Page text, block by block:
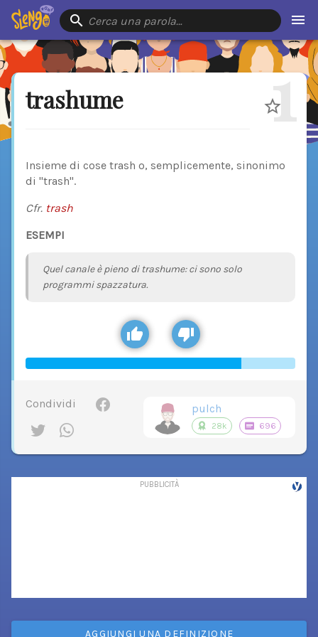
Cerca una parola…
trashume 1
Insieme di cose trash o, semplicemente, sinonimo
di "trash".
Cfr. trash
ESEMPI
Quel canale è pieno di trashume: ci sono solo
programmi spazzatura.
Condividi pulch
28k 696
AGGIUNGI UNA DEFINIZIONE